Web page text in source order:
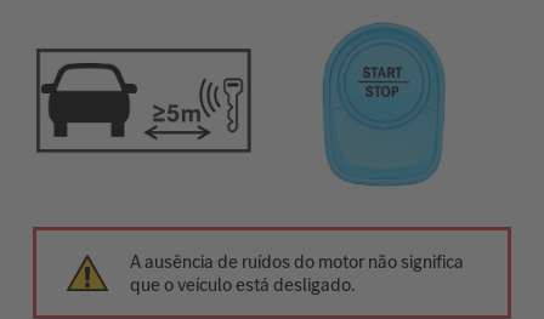
A ausência de ruídos do motor não significa
que o veículo está desligado.